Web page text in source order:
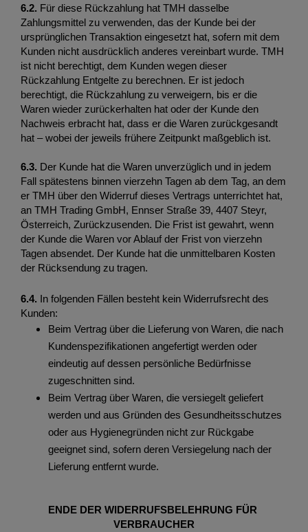
6.2. Für diese Rückzahlung hat TMH dasselbe
Zahlungsmittel zu verwenden, das der Kunde bei der
ursprünglichen Transaktion eingesetzt hat, sofern mit dem
Kunden nicht ausdrücklich anderes vereinbart wurde. TMH
ist nicht berechtigt, dem Kunden wegen dieser
Rückzahlung Entgelte zu berechnen. Er ist jedoch
berechtigt, die Rückzahlung zu verweigern, bis er die
Waren wieder zurückerhalten hat oder der Kunde den
Nachweis erbracht hat, dass er die Waren zurückgesandt
hat – wobei der jeweils frühere Zeitpunkt maßgeblich ist.
6.3. Der Kunde hat die Waren unverzüglich und in jedem
Fall spätestens binnen vierzehn Tagen ab dem Tag, an dem
er TMH über den Widerruf dieses Vertrags unterrichtet hat,
an TMH Trading GmbH, Ennser Straße 39, 4407 Steyr,
Österreich, Zurückzusenden. Die Frist ist gewahrt, wenn
der Kunde die Waren vor Ablauf der Frist von vierzehn
Tagen absendet. Der Kunde hat die unmittelbaren Kosten
der Rücksendung zu tragen.
6.4.
In folgenden Fällen besteht kein Widerrufsrecht des
Kunden:
Beim Vertrag über die Lieferung von Waren, die nach
Kundenspezifikationen angefertigt werden oder
eindeutig auf dessen persönliche Bedürfnisse
zugeschnitten sind.
Beim Vertrag über Waren, die versiegelt geliefert
werden und aus Gründen des Gesundheitsschutzes
oder aus Hygienegründen nicht zur Rückgabe
geeignet sind, sofern deren Versiegelung nach der
Lieferung entfernt wurde.
ENDE DER WIDERRUFSBELEHRUNG FÜR
VERBRAUCHER